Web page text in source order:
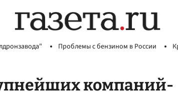
Проблемы с бензином в России
компаний-